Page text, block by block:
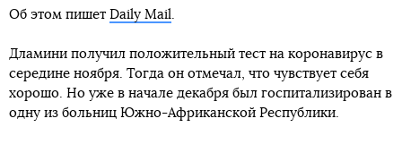
Об этом пишет Daily Mail
Дламини получил положительный тест на коронавирус в
середине ноября. Тогда он отмечал, что чувствует себя
хорошо. Но уже в начале декабря был госпитализирован в
одну из больниц Южно-Африканской Республики.